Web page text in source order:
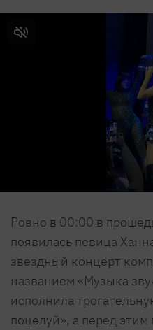
Ровно в 00:00 в
появилась певица
звездный концерт
названием «Музыка
исполнила
поцелуй», а перед